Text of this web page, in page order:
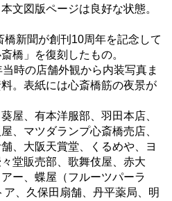
文図版ページは良好な状態。
新聞が創刊10周年を記念して
橋」を復刻したもの。
時の店舗外観から内装写真ま
。表紙には心斎橋筋の夜景が
屋、有本洋服部、羽田本店、
、マツダランプ心斎橋売店、
、大阪天賞堂、くるめや、ヨ
堂販売部、歌舞伎屋、赤大
ー、蝶屋（フルーツパーラ
、久保田扇舗、丹平薬局、明